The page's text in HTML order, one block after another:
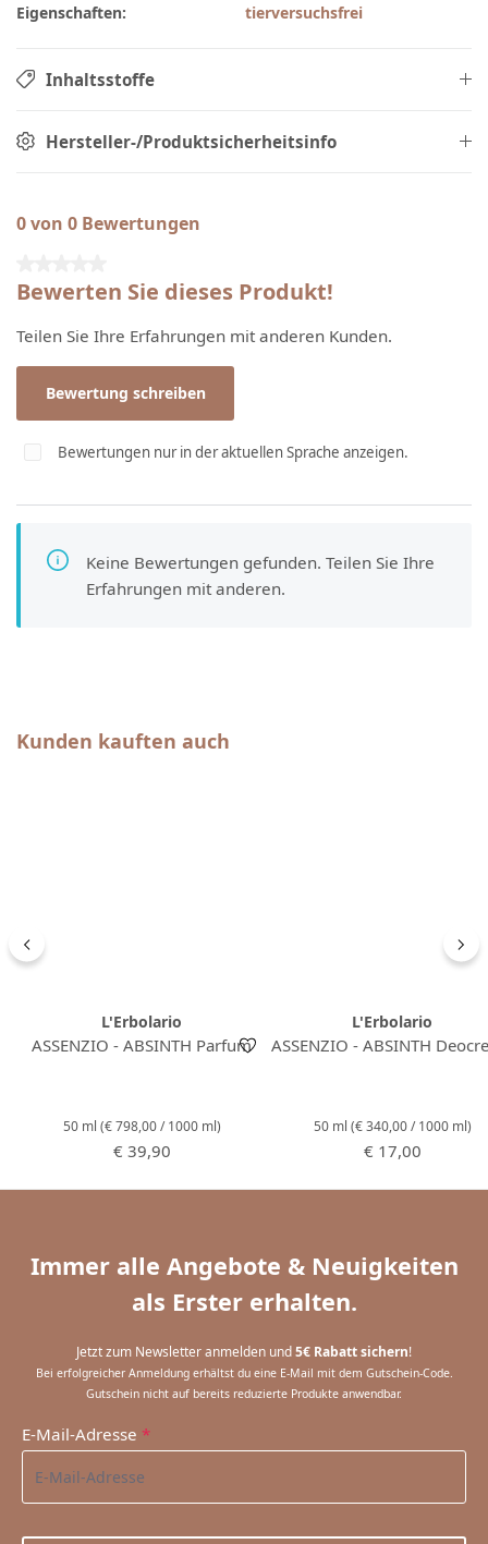
Eigenschaften:
tierversuchsfrei
Inhaltsstoffe
Hersteller-/Produktsicherheitsinfo
0 von 0 Bewertungen
Bewerten Sie dieses Produkt!
Teilen Sie Ihre Erfahrungen mit anderen Kunden.
Bewertung schreiben
Bewertungen nur in der aktuellen Sprache anzeigen.
Keine Bewertungen gefunden. Teilen Sie Ihre
Erfahrungen mit anderen.
Produktgalerie überspringen
Kunden kauften auch
L'Erbolario
ASSENZIO - ABSINTH Parfum
50 ml (€ 798,00 / 1000 ml)
Regulärer Preis:
€ 39,90
L'Erbolario
ASSENZIO - ABSINTH
50 ml (€ 340,00 / 1000 ml)
Regulärer Preis:
€ 17,00
Immer alle Angebote & Neuigkeiten
als Erster erhalten.
Jetzt zum Newsletter anmelden und5€ Rabatt sichern!
Bei erfolgreicher Anmeldung erhältst du eine E-Mail mit dem Gutschein-Code.
Gutschein nicht auf bereits reduzierte Produkte anwendbar.
E-Mail-Adresse *